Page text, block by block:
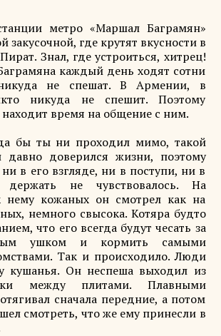
метро «Маршал Баграмян»
закусочной, где крутят вкусности в
Знал, где устроиться, хитрец!
каждый день ходят сотни
не спешат. В Армении, в
никуда не спешит. Поэтому
время на общение с ним.
бы ты ни проходил мимо, такой
доверился жизни, поэтому
в его взгляде, ни в поступи, ни в
не чувствовалось. На
нему кожаных он смотрел как на
немного свысока. Котяра будто
что его всегда будут чесать за
ушком и кормить самыми
Так и происходило. Люди
кушанья. Он неспеша выходил из
между плитами. Плавными
сначала передние, а потом
смотреть, что же ему принесли в